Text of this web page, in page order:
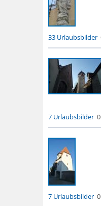
33 Urlaubsbilder
7 Urlaubsbilder
7 Urlaubsbilder